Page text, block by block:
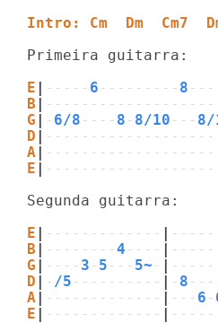
Intro: Cm  Dm  Cm7
Primeira guitarra:
E
----- 6 --------- 8
B
G
- 6/8 ---- 8 - 8/10 --- 8/
D
A
E
Segunda guitarra:
E
-------------
B
--------4 ----
G
---- 3 - 5 --- 5~ -
D
- /5 ---------- - 8
A
------------- --- 6 -
E
-------------